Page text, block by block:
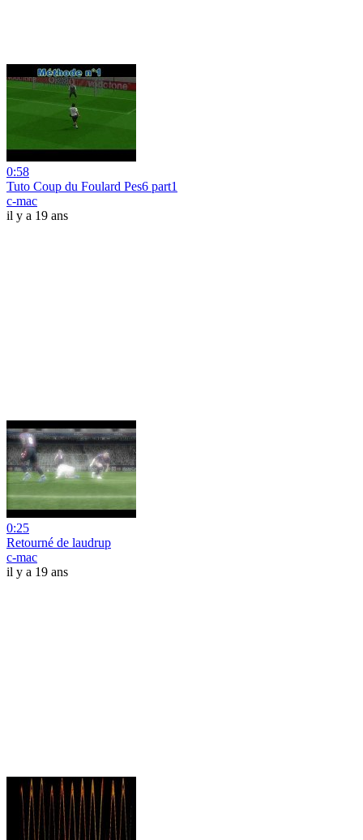
0:58
Tuto Coup du Foulard Pes6 part1
c-mac
il y a 19 ans
0:25
Retourné de laudrup
c-mac
il y a 19 ans